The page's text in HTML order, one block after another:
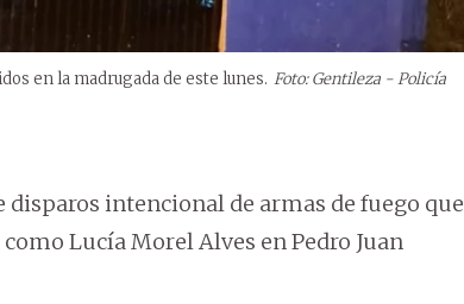
en la madrugada de este lunes. Foto: Gentileza - Policía
intencional de armas de fuego que
Lucía Morel Alves en Pedro Juan